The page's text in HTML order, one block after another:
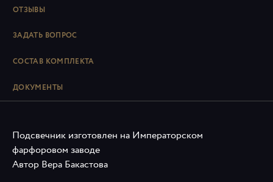
ОТЗЫВЫ
ЗАДАТЬ ВОПРОС
СОСТАВ КОМПЛЕКТА
ДОКУМЕНТЫ
Подсвечник изготовлен на Императорском
фарфоровом заводе
Автор Вера Бакастова